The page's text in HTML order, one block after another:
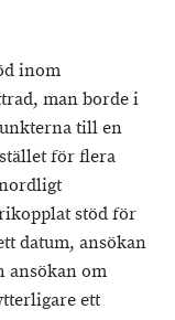
inom
man borde i
till en
för flera
stöd för
datum, ansökan
ansökan om
ett